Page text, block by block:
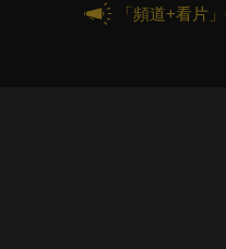
「頻道+看片